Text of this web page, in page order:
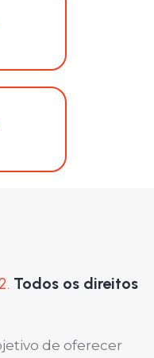
Todos os direitos
de oferecer